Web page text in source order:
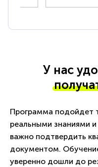
У нас
Программа подойдет
реальными знаниями
важно подтвердить
документом.
уверенно дошли до